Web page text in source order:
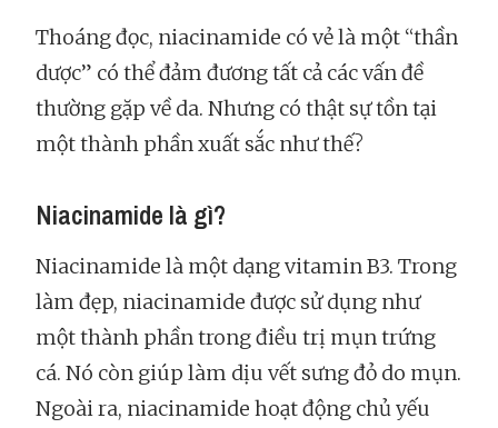
Thoáng đọc, niacinamide có vẻ là một “thần
dược” có thể đảm đương tất cả các vấn đề
thường gặp về da. Nhưng có thật sự tồn tại
một thành phần xuất sắc như thế?
Niacinamide là gì?
Niacinamide là một dạng vitamin B3. Trong
làm đẹp, niacinamide được sử dụng như
một thành phần trong điều trị mụn trứng
cá. Nó còn giúp làm dịu vết sưng đỏ do mụn.
Ngoài ra, niacinamide hoạt động chủ yếu